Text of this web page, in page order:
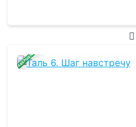
ЗАВЕРШЕНА